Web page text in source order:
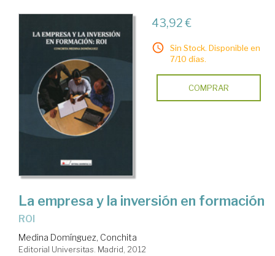
43,92 €
Sin Stock. Disponible en
7/10 días.
COMPRAR
La empresa y la inversión en formación
ROI
Medina Domínguez, Conchita
Editorial Universitas. Madrid, 2012